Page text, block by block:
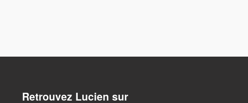
Retrouvez Lucien sur